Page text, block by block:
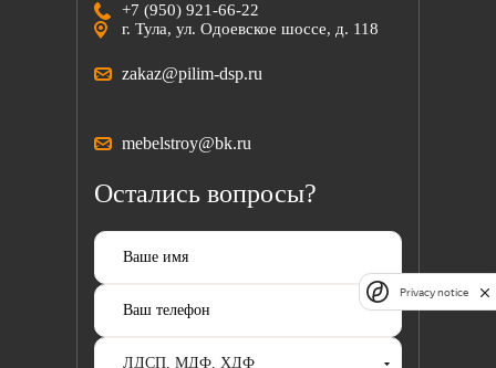
+7 (950) 921-66-22
г. Тула, ул. Одоевское шоссе, д. 118
zakaz@pilim-dsp.ru
mebelstroy@bk.ru
Остались вопросы?
Privacy notice